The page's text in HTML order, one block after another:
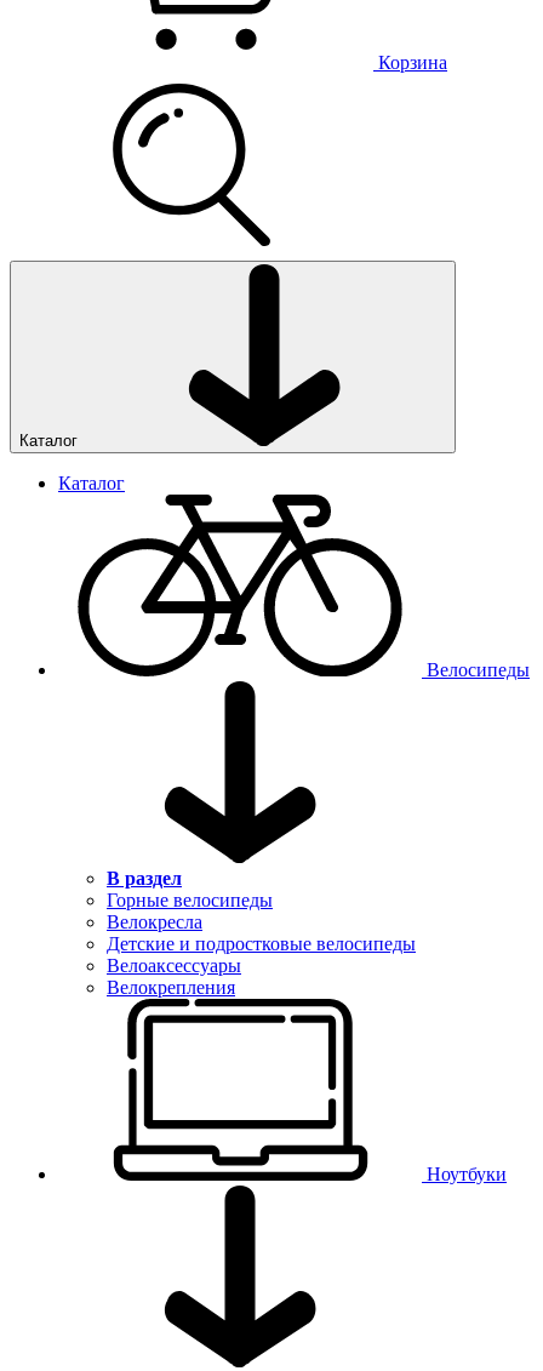
Корзина
Каталог
Каталог
Велосипеды
В раздел
Горные велосипеды
Велокресла
Детские и подростковые велосипеды
Велоаксессуары
Велокрепления
Ноутбуки